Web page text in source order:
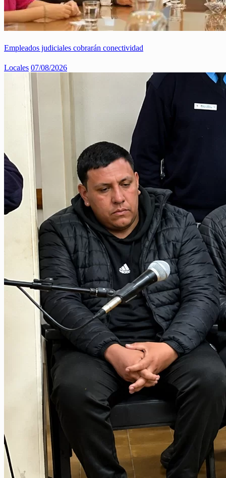
Empleados judiciales cobrarán conectividad
Locales 07/08/2026